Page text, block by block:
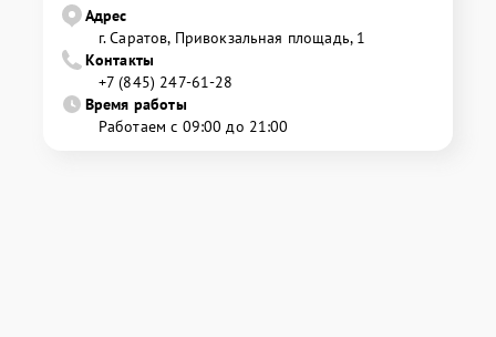
Адрес
г. Саратов, Привокзальная площадь, 1
Контакты
+7 (845) 247-61-28
Время работы
Работаем с 09:00 до 21:00